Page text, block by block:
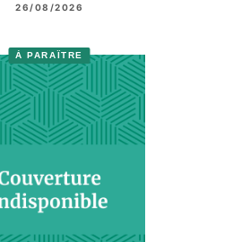
26/08/2026
À PARAÎTRE